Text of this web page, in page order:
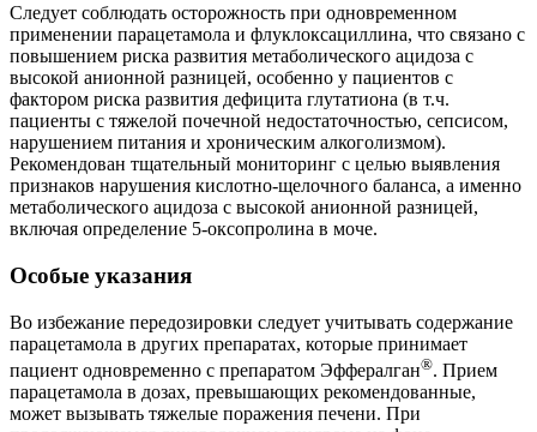
Следует соблюдать осторожность при одновременном
применении парацетамола и флуклоксациллина, что связано с
повышением риска развития метаболического ацидоза с
высокой анионной разницей, особенно у пациентов с
фактором риска развития дефицита глутатиона (в т.ч.
пациенты с тяжелой почечной недостаточностью, сепсисом,
нарушением питания и хроническим алкоголизмом).
Рекомендован тщательный мониторинг с целью выявления
признаков нарушения кислотно-щелочного баланса, а именно
метаболического ацидоза с высокой анионной разницей,
включая определение 5-оксопролина в моче.
Особые указания
Во избежание передозировки следует учитывать содержание
парацетамола в других препаратах, которые принимает
пациент одновременно с препаратом Эффералган®. Прием
парацетамола в дозах, превышающих рекомендованные,
может вызывать тяжелые поражения печени. При